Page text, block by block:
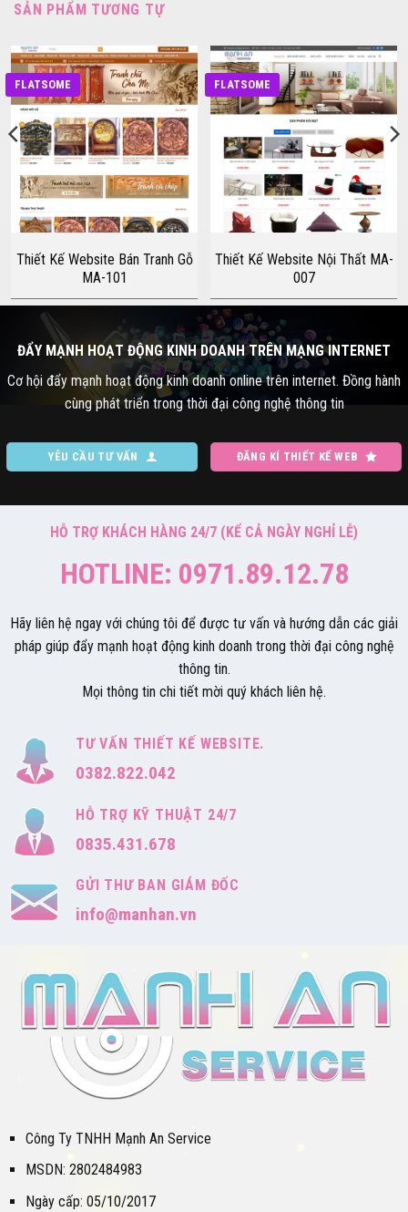
SẢN PHẨM TƯƠNG TỰ
FLATSOME
Thiết Kế Website Bán Tranh Gỗ
MA-101
FLATSOME
Thiết Kế Website Nội Thất MA-
007
ĐẨY MẠNH HOẠT ĐỘNG KINH DOANH TRÊN MẠNG INTERNET
Cơ hội đẩy mạnh hoạt động kinh doanh online trên internet. Đồng hành
cùng phát triển trong thời đại công nghệ thông tin
YÊU CẦU TƯ VẤN ĐĂNG KÍ THIẾT KẾ WEB
HỖ TRỢ KHÁCH HÀNG 24/7 (KỂ CẢ NGÀY NGHỈ LỄ)
HOTLINE: 0971.89.12.78
Hãy liên hệ ngay với chúng tôi để được tư vấn và hướng dẫn các giải
pháp giúp đẩy mạnh hoạt động kinh doanh trong thời đại công nghệ
thông tin.
Mọi thông tin chi tiết mời quý khách liên hệ.
TƯ VẤN THIẾT KẾ WEBSITE.
0382.822.042
HỖ TRỢ KỸ THUẬT 24/7
0835.431.678
GỬI THƯ BAN GIÁM ĐỐC
info@manhan.vn
Công Ty TNHH Mạnh An Service
MSDN: 2802484983
Ngày cấp: 05/10/2017